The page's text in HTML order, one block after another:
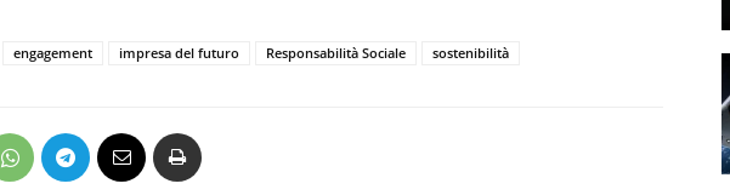
engagement impresa del futuro Responsabilità Sociale sostenibilità